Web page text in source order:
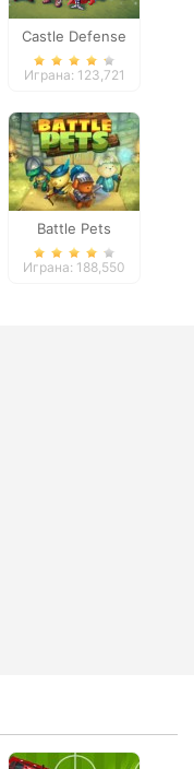
Castle Defense
Играна: 123,721
Battle Pets
Играна: 188,550